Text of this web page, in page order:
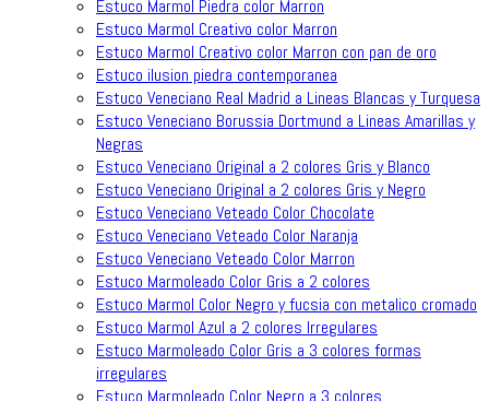
Estuco Marmol Piedra color Marron
Estuco Marmol Creativo color Marron
Estuco Marmol Creativo color Marron con pan de oro
Estuco ilusion piedra contemporanea
Estuco Veneciano Real Madrid a Lineas Blancas y Turquesa
Estuco Veneciano Borussia Dortmund a Lineas Amarillas y
Negras
Estuco Veneciano Original a 2 colores Gris y Blanco
Estuco Veneciano Original a 2 colores Gris y Negro
Estuco Veneciano Veteado Color Chocolate
Estuco Veneciano Veteado Color Naranja
Estuco Veneciano Veteado Color Marron
Estuco Marmoleado Color Gris a 2 colores
Estuco Marmol Color Negro y fucsia con metalico cromado
Estuco Marmol Azul a 2 colores Irregulares
Estuco Marmoleado Color Gris a 3 colores formas
irregulares
Estuco Marmoleado Color Negro a 3 colores